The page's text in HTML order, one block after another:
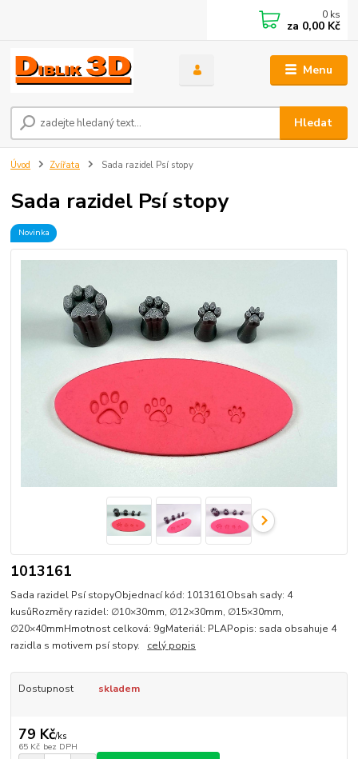
Menu
Hledat
0 ks
za 0,00 Kč
Úvod Zvířata Sada razidel Psí stopy
Sada razidel Psí stopy
Novinka
1013161
Sada razidel Psí stopyObjednací kód: 1013161Obsah sady: 4
kusůRozměry razidel: ∅10×30mm, ∅12×30mm, ∅15×30mm,
∅20×40mmHmotnost celková: 9gMateriál: PLAPopis: sada obsahuje 4
razidla s motivem psí stopy. celý popis
Dostupnost skladem
79 Kč/ks
65 Kč bez DPH